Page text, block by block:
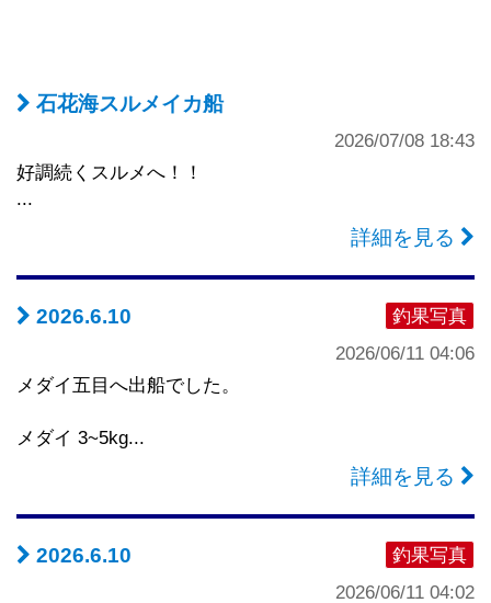
石花海スルメイカ船
2026/07/08 18:43
好調続くスルメへ！！
...
詳細を見る
釣果写真
2026.6.10
2026/06/11 04:06
メダイ五目へ出船でした。
メダイ 3~5kg...
詳細を見る
釣果写真
2026.6.10
2026/06/11 04:02